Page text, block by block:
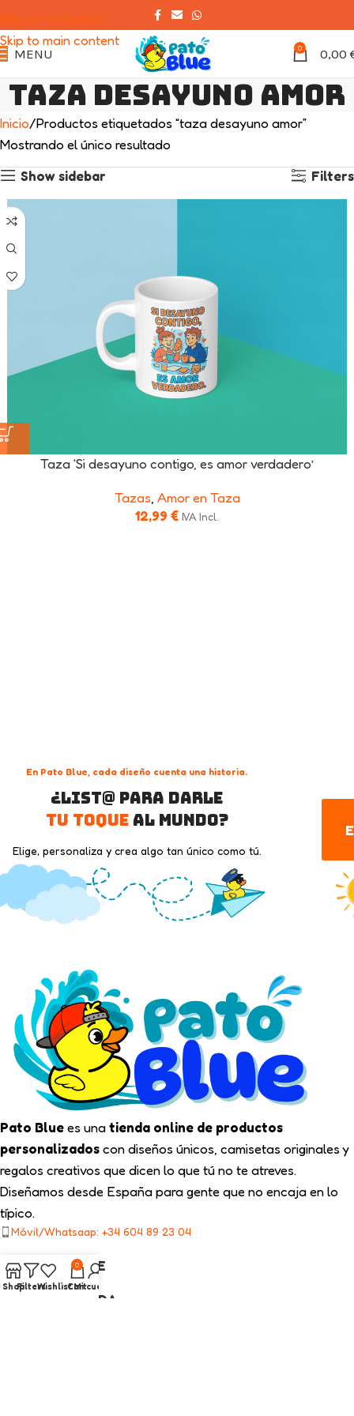
Skip to navigation
Skip to main content
MENU 0 0,00
taza desayuno amor
Inicio Productos etiquetados “taza desayuno amor”
Mostrando el único resultado
Show sidebar
Filters
Taza ‘Si desayuno contigo, es amor verdadero’
Tazas, Amor en Taza
12,99 € IVA Incl.
En Pato Blue, cada diseño cuenta una historia.
¿List@ para darle
tu toqueal mundo?
Elige, personaliza y crea algo tan único como tú.
Pato Bluees unatienda online de productos
personalizadoscon diseños únicos, camisetas originales y
regalos creativos que dicen lo que tú no te atreves.
Diseñamos desde España para gente que no encaja en lo
típico.
Móvil/Whatsaap: +34 604 89 23 04
TIPS PATO BLUE
NUESTRA TIENDA
ShopFiltersWishlist
0
Cart
Mi cuenta